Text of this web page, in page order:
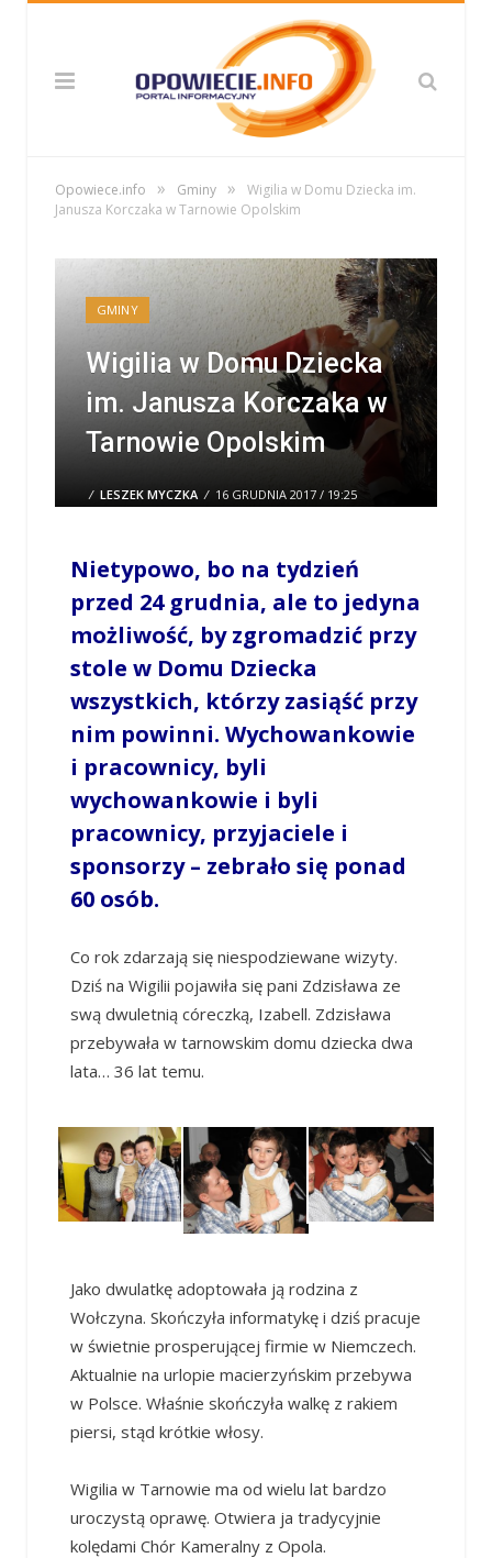
Opowiece.info » Gminy »
Wigilia w Domu Dziecka im.
Janusza Korczaka w Tarnowie Opolskim
GMINY
Wigilia w Domu Dziecka
im. Janusza Korczaka w
Tarnowie Opolskim
/ LESZEK MYCZKA / 16 GRUDNIA 2017 / 19:25
0 COMMENTS
Nietypowo, bo na tydzień
przed 24 grudnia, ale to jedyna
możliwość, by zgromadzić przy
stole w Domu Dziecka
wszystkich, którzy zasiąść przy
nim powinni. Wychowankowie
i pracownicy, byli
wychowankowie i byli
pracownicy, przyjaciele i
sponsorzy – zebrało się ponad
60 osób.
Co rok zdarzają się niespodziewane wizyty.
Dziś na Wigilii pojawiła się pani Zdzisława ze
swą dwuletnią córeczką, Izabell. Zdzisława
przebywała w tarnowskim domu dziecka dwa
lata… 36 lat temu.
Jako dwulatkę adoptowała ją rodzina z
Wołczyna. Skończyła informatykę i dziś pracuje
w świetnie prosperującej firmie w Niemczech.
Aktualnie na urlopie macierzyńskim przebywa
w Polsce. Właśnie skończyła walkę z rakiem
piersi, stąd krótkie włosy.
Wigilia w Tarnowie ma od wielu lat bardzo
uroczystą oprawę. Otwiera ja tradycyjnie
kolędami Chór Kameralny z Opola.